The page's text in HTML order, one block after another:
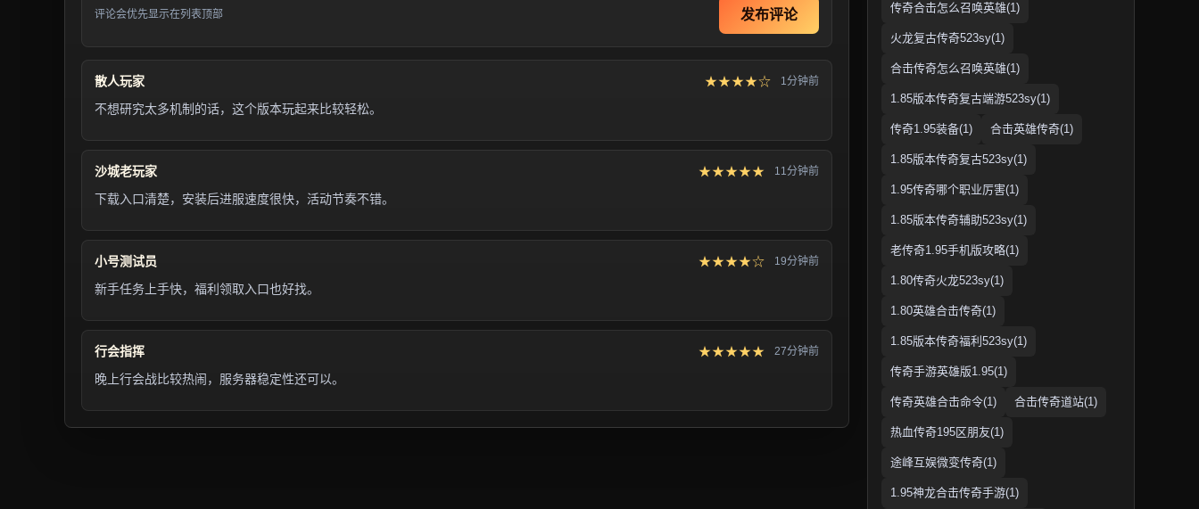
评论会优先显示在列表顶部 发布评论
散人玩家 ★★★★☆ 1分钟前
不想研究太多机制的话，这个版本玩起来比较轻松。
沙城老玩家 ★★★★★ 11分钟前
下载入口清楚，安装后进服速度很快，活动节奏不错。
小号测试员 ★★★★☆ 19分钟前
新手任务上手快，福利领取入口也好找。
行会指挥 ★★★★★ 27分钟前
晚上行会战比较热闹，服务器稳定性还可以。
传奇合击怎么召唤英雄(1)
火龙复古传奇523sy(1)
合击传奇怎么召唤英雄(1)
1.85版本传奇复古端游523sy(1)
传奇1.95装备(1) 合击英雄传奇(1)
1.85版本传奇复古523sy(1)
1.95传奇哪个职业厉害(1)
1.85版本传奇辅助523sy(1)
老传奇1.95手机版攻略(1)
1.80传奇火龙523sy(1)
1.80英雄合击传奇(1)
1.85版本传奇福利523sy(1)
传奇手游英雄版1.95(1)
传奇英雄合击命令(1) 合击传奇道站(1)
热血传奇195区朋友(1)
途峰互娱微变传奇(1)
1.95神龙合击传奇手游(1)